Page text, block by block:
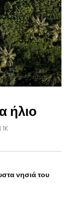
ήλιο
νησιά του